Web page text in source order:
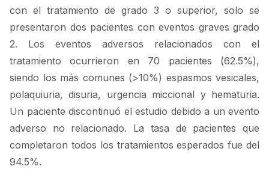
con el tratamiento de grado 3 o superior, solo se
presentaron dos pacientes con eventos graves grado
2. Los eventos adversos relacionados con el
tratamiento ocurrieron en 70 pacientes (62.5%),
siendo los más comunes (>10%) espasmos vesicales,
polaquiuria, disuria, urgencia miccional y hematuria.
Un paciente discontinuó el estudio debido a un evento
adverso no relacionado. La tasa de pacientes que
completaron todos los tratamientos esperados fue del
94.5%.